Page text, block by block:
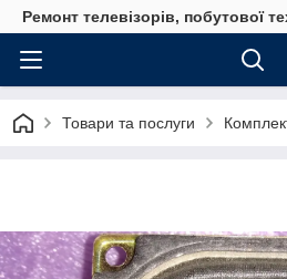
Ремонт телевізорів, побутової
Товари та послуги